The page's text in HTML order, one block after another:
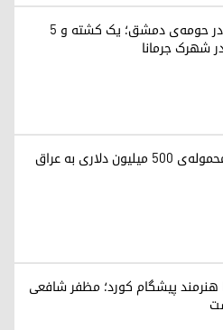
انفجار در حومه‌ی دمشق؛ یک کشته و ۵
شهرک جرمانا
دلاری به عراق
هنرمند پیشگام کورد؛ مظفر شافعی